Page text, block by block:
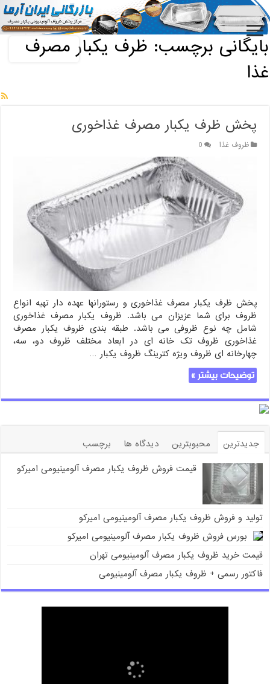
خانه / بایگانی برچسب: ظرف یکبار مصرف غذا
بایگانی برچسب: ظرف یکبار مصرف
غذا
پخش ظرف یکبار مصرف غذاخوری
ظروف غذا 0
پخش ظرف یکبار مصرف غذاخوری و رستورانها عهده دار تهیه انواع
ظروف برای شما عزیزان می باشد. ظروف یکبار مصرف غذاخوری
شامل چه نوع ظروفی می باشد. طبقه بندی ظروف یکبار مصرف
غذاخوری ظروف تک خانه ای در ابعاد مختلف ظروف دو، سه،
چهارخانه ای ظروف ویژه کترینگ ظروف یکبار …
توضیحات بیشتر »
جدیدترین محبوبترین دیدگاه ها
برچسب
قیمت فروش ظروف یکبار مصرف آلومینیومی امیرکو
تولید و فروش ظروف یکبار مصرف آلومینیومی امیرکو
بورس فروش ظروف یکبار مصرف آلومینیومی امیرکو
قیمت خرید ظروف یکبار مصرف آلومینیومی تهران
فاکتور رسمی + ظروف یکبار مصرف آلومینیومی